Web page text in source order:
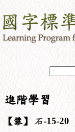
進階學習
【礬】 石-15-20